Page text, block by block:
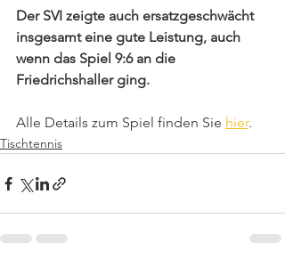
Der SVI zeigte auch ersatzgeschwächt
insgesamt eine gute Leistung, auch
wenn das Spiel 9:6 an die
Friedrichshaller ging.
Alle Details zum Spiel finden Sie hier.
Tischtennis